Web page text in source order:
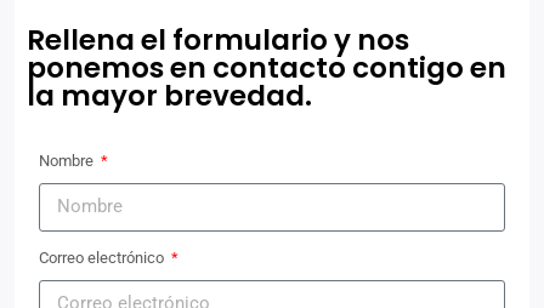
Rellena el formulario y nos
ponemos en contacto contigo en
la mayor brevedad.
Nombre
Correo electrónico